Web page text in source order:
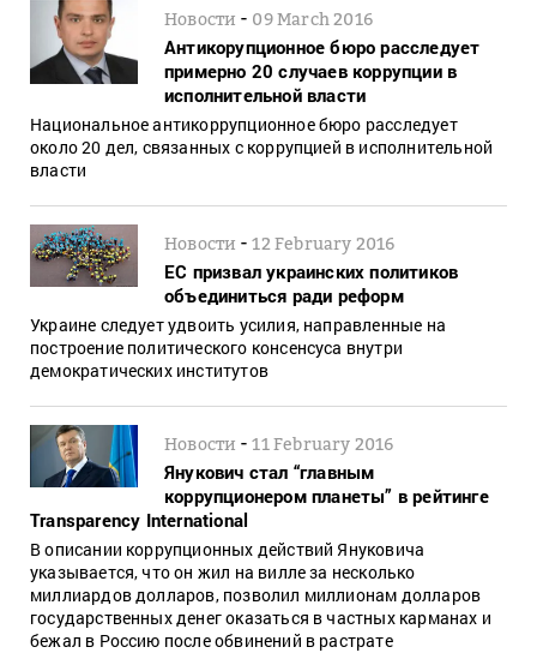
Новости - 09 March 2016
Антикорупционное бюро расследует
примерно 20 случаев коррупции в
исполнительной власти
Национальное антикоррупционное бюро расследует
около 20 дел, связанных с коррупцией в исполнительной
власти
Новости -12 February 2016
ЕС призвал украинских политиков
объединиться ради реформ
Украине следует удвоить усилия, направленные на
построение политического консенсуса внутри
демократических институтов
Новости -11 February 2016
Янукович стал “главным
коррупционером планеты” в рейтинге
Transparency International
В описании коррупционных действий Януковича
указывается, что он жил на вилле за несколько
миллиардов долларов, позволил миллионам долларов
государственных денег оказаться в частных карманах и
бежал в Россию после обвинений в растрате